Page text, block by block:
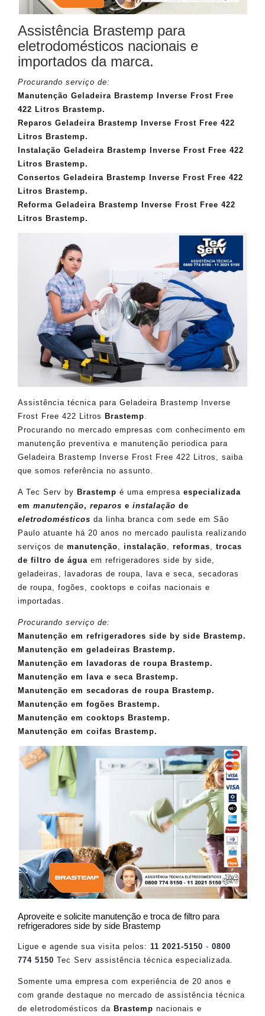
Assistência Brastemp para
eletrodomésticos nacionais e
importados da marca.
Procurando serviço de:
Manutenção Geladeira Brastemp Inverse Frost Free
422 Litros Brastemp.
Reparos Geladeira Brastemp Inverse Frost Free 422
Litros Brastemp.
Instalação Geladeira Brastemp Inverse Frost Free 422
Litros Brastemp.
Consertos Geladeira Brastemp Inverse Frost Free 422
Litros Brastemp.
Reforma Geladeira Brastemp Inverse Frost Free 422
Litros Brastemp.
Assistência técnica para Geladeira Brastemp Inverse
Frost Free 422 Litros Brastemp
Procurando no mercado empresas com conhecimento em
manutenção preventiva e manutenção periodica para
Geladeira Brastemp Inverse Frost Free 422 Litros, saiba
que somos referência no assunto.
A Tec Serv by Brastemp é uma empresa especializada
em manutenção, reparos e instalação de
eletrodomésticos da linha branca com sede em São
Paulo atuante há 20 anos no mercado paulista realizando
serviços de manutenção instalação reformas
trocas
de filtro de água em refrigeradores side by side,
geladeiras, lavadoras de roupa, lava e seca, secadoras
de roupa, fogões, cooktops e coifas nacionais e
importadas.
Procurando serviço de:
Manutenção em refrigeradores side by side Brastemp.
Manutenção em geladeiras Brastemp.
Manutenção em lavadoras de roupa Brastemp.
Manutenção em lava e seca Brastemp.
Manutenção em secadoras de roupa Brastemp.
Manutenção em fogões Brastemp.
Manutenção em cooktops Brastemp.
Manutenção em coifas Brastemp.
Aproveite e solicite manutenção e troca de filtro para
refrigeradores side by side Brastemp
Ligue e agende sua visita pelos: 11 2021-5150 - 0800
774 5150 Tec Serv assistência técnica especializada.
Somente uma empresa com experiência de 20 anos e
com grande destaque no mercado de assistência técnica
de eletrodomésticos da Brastemp nacionais e